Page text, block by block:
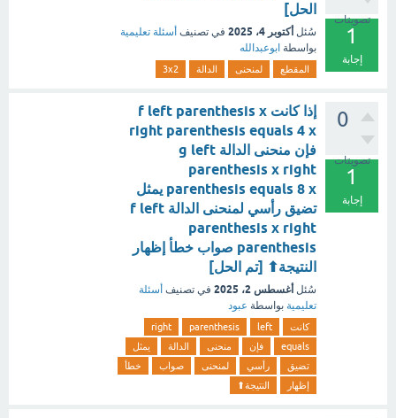
تصويتات
1
إجابة
الحل]
سُئل أكتوبر 4، 2025 في تصنيف أسئلة تعليمية
بواسطة ابوعبدالله
المقطع لمنحنى الدالة 3x2
0
تصويتات
1
إجابة
إذا كانت f left parenthesis x
right parenthesis equals 4 x
فإن منحنى الدالة g left
parenthesis x right
parenthesis equals 8 x يمثل
تضيق رأسي لمنحنى الدالة f left
parenthesis x right
parenthesis صواب خطأ إظهار
النتيجة⬆︎ [تم الحل]
سُئل أغسطس 2، 2025 في تصنيف أسئلة
تعليمية بواسطة عبود
كانت left
parenthesis
right
equals
فإن منحنى الدالة
يمثل
تضيق
رأسي لمنحنى صواب
خطأ
إظهار
النتيجة⬆︎